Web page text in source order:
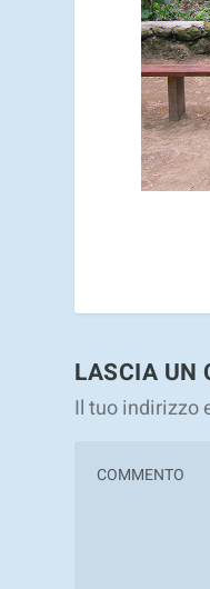
LASCIA UN
Il tuo indirizzo